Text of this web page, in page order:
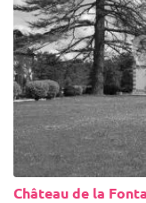
Château de la